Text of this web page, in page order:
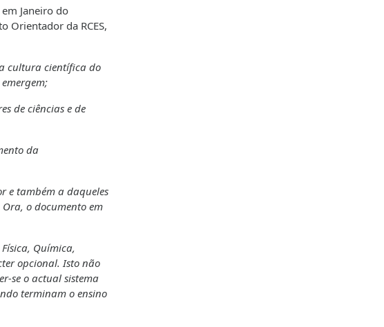
Janeiro do
Orientador da RCES,
cultura científica do
de ciências e de
da
e também a daqueles
o documento em
Química,
opcional. Isto não
se o actual sistema
terminam o ensino